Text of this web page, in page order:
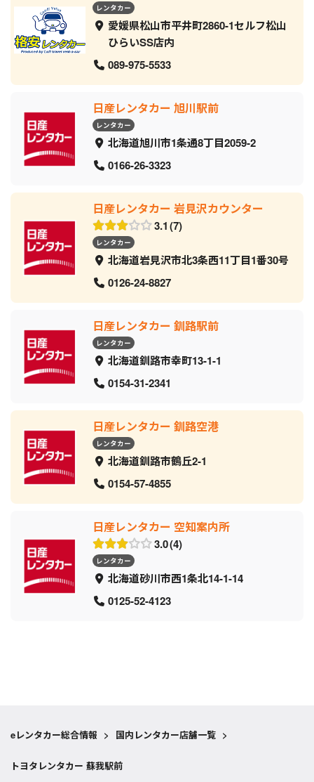
レンタカー
愛媛県松山市平井町2860-1セルフ松山
ひらいSS店内
089-975-5533
日産レンタカー 旭川駅前
レンタカー
北海道旭川市1条通8丁目2059‐2
0166-26-3323
日産レンタカー 岩見沢カウンター
3.1 7
レンタカー
北海道岩見沢市北3条西11丁目1番30号
0126-24-8827
日産レンタカー 釧路駅前
レンタカー
北海道釧路市幸町13-1-1
0154-31-2341
日産レンタカー 釧路空港
レンタカー
北海道釧路市鶴丘2-1
0154-57-4855
日産レンタカー 空知案内所
3.0 4
レンタカー
北海道砂川市西1条北14-1-14
0125-52-4123
eレンタカー総合情報 > 国内レンタカー店舗一覧 >
トヨタレンタカー 蘇我駅前